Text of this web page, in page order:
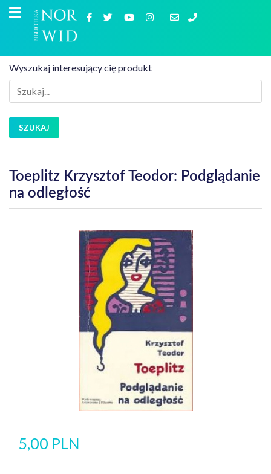
Wyszukaj interesujący cię produkt
SZUKAJ
Toeplitz Krzysztof Teodor: Podglądanie
na odległość
5,00 PLN